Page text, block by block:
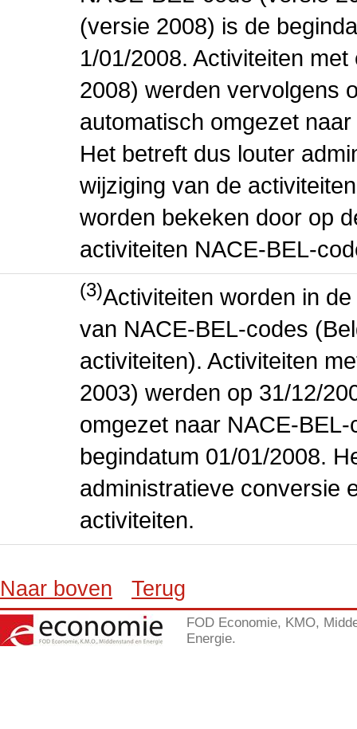
(versie 2008) is de
1/01/2008. Activiteiten
2008) werden vervolgens
automatisch omgezet
Het betreft dus louter
wijziging van de
worden bekeken door op
activiteiten NACE-BEL-
(3)Activiteiten worden in
van NACE-BEL-codes
activiteiten). Activiteiten
2003) werden op 31/12/
omgezet naar NACE-
begindatum 01/01/2008.
administratieve conversie
activiteiten.
Naar boven Terug
FOD Economie, KMO,
Energie.